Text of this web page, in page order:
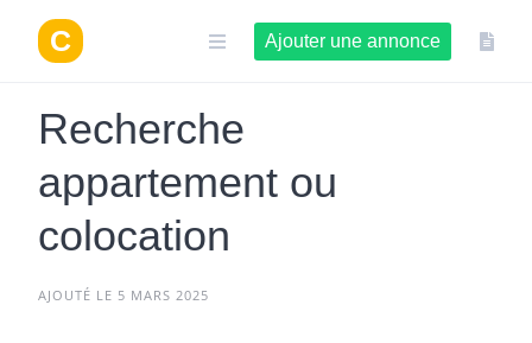
contenu
Ajouter une annonce
Recherche
appartement ou
colocation
AJOUTÉ LE 5 MARS 2025